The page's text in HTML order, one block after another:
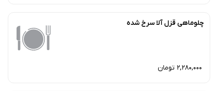
چلوماهی قزل آلا سرخ شده
2,280,000 تومان